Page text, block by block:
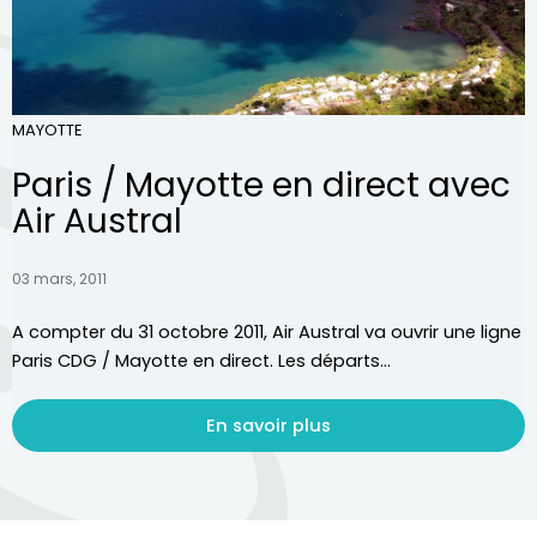
MAYOTTE
Paris / Mayotte en direct avec
Air Austral
03 mars, 2011
A compter du 31 octobre 2011, Air Austral va ouvrir une ligne
Paris CDG / Mayotte en direct. Les départs...
En savoir plus